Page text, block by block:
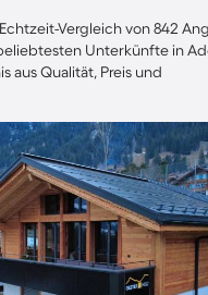
Vergleich von 842
Unterkünfte in
aus Qualität, Preis und